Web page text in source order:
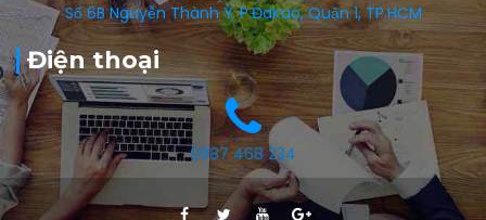
Số 6B Nguyễn Thành Ý, P.ĐaKao, Quận 1, TP.HCM
Điện thoại
0987 468 234